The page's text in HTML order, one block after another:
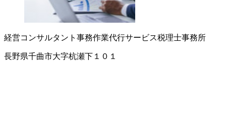
経営コンサルタント 事務作業代行サービス税理士事務所
長野県千曲市大字杭瀬下１０１